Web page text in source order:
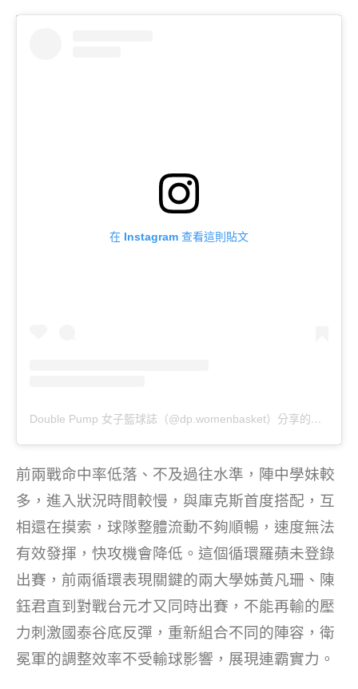
在 Instagram 查看這則貼文
Double Pump 女子籃球誌（@dp.womenbasket）分享的貼文
前兩戰命中率低落、不及過往水準，陣中學妹較
多，進入狀況時間較慢，與庫克斯首度搭配，互
相還在摸索，球隊整體流動不夠順暢，速度無法
有效發揮，快攻機會降低。這個循環羅蘋未登錄
出賽，前兩循環表現關鍵的兩大學姊黃凡珊、陳
鈺君直到對戰台元才又同時出賽，不能再輸的壓
力刺激國泰谷底反彈，重新組合不同的陣容，衛
冕軍的調整效率不受輸球影響，展現連霸實力。